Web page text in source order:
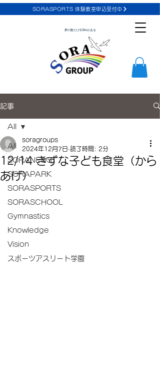
SORASPORTS 体験教室申込受付中
夢の数だけSORAがある
記事
All
SORANEWS
SORAPARK
SORASPORTS
SORASCHOOL
Gymnastics
Knowledge
Vision
スポーツアスリート学園
All
12/14 きずな子ども食堂（から
あげ）
soragroups
2024年12月7日 読了時間: 2分